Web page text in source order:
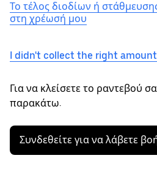
Το τέλος διοδίων ή
στη χρέωσή μου
I didn't collect the right
Για να κλείσετε το ραντεβού
παρακάτω.
Συνδεθείτε για να λάβετε